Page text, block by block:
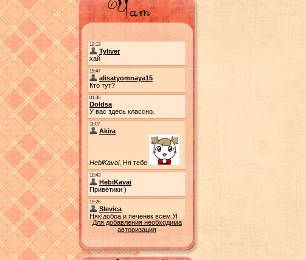
Для добавления необходима
авторизация